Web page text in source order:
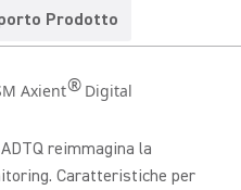
Prodotto
Axient®Digital
reimmagina la
Caratteristiche per